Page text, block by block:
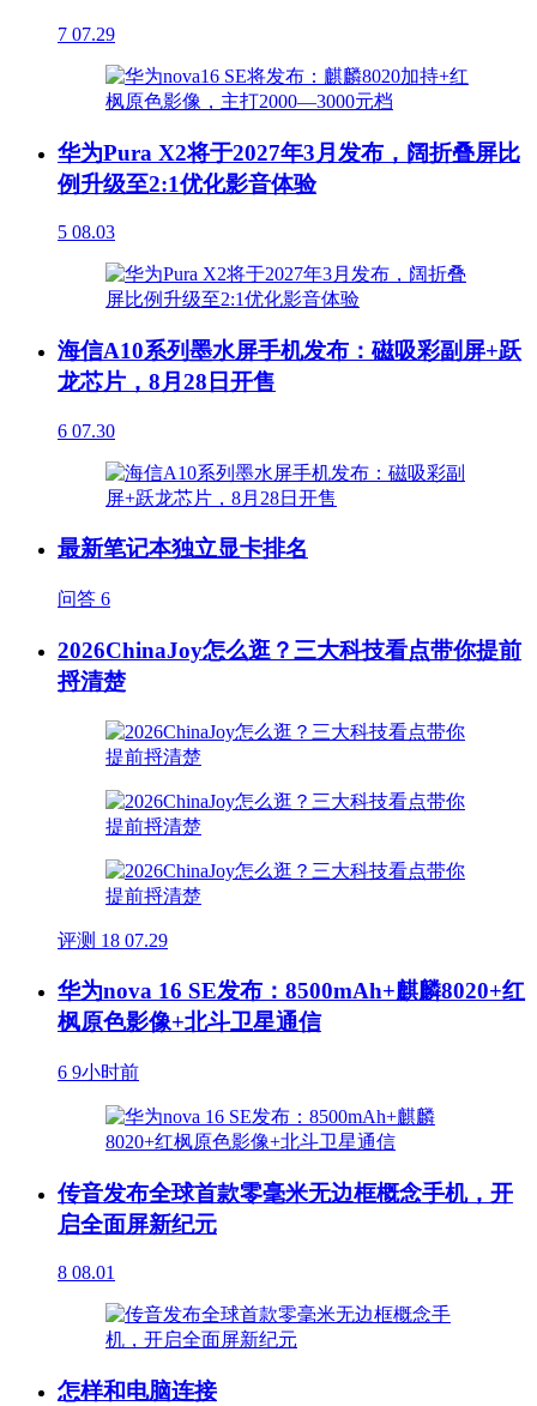
7 07.29
华为Pura X2将于2027年3月发布，阔折叠屏比
例升级至2:1优化影音体验
5 08.03
海信A10系列墨水屏手机发布：磁吸彩副屏+跃
龙芯片，8月28日开售
6 07.30
最新笔记本独立显卡排名
问答 6
2026ChinaJoy怎么逛？三大科技看点带你提前
捋清楚
评测 18 07.29
华为nova 16 SE发布：8500mAh+麒麟8020+红
枫原色影像+北斗卫星通信
6 9小时前
传音发布全球首款零毫米无边框概念手机，开
启全面屏新纪元
8 08.01
怎样和电脑连接